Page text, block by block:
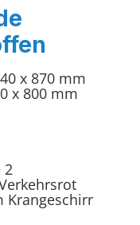
x 870 mm
x 800 mm
2
Krangeschirr